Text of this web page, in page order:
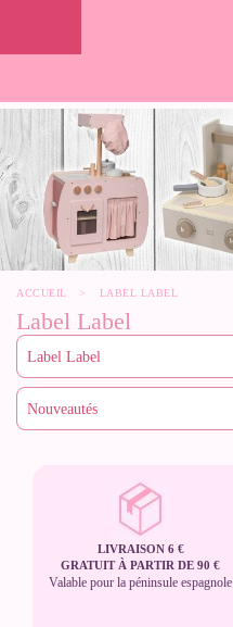
ACCUEIL > LABEL LABEL
Label Label
LIVRAISON 6 €
GRATUIT À PARTIR DE 90 €
Valable pour la péninsule espagnole